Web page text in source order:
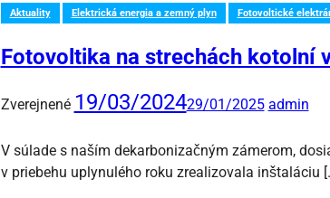
Aktuality Elektrická energia a zemný plyn Fotovoltické
Fotovoltika na strechách kotolní
Zverejnené 19/03/202429/01/2025 admin
V súlade s naším dekarbonizačným zámerom,
v priebehu uplynulého roku zrealizovala inštaláciu